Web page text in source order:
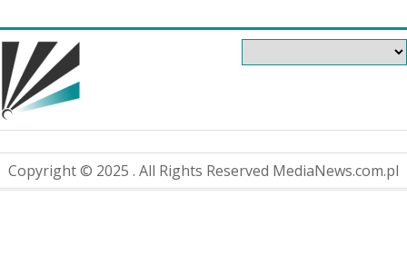
Copyright © 2025 . All Rights Reserved MediaNews.com.pl